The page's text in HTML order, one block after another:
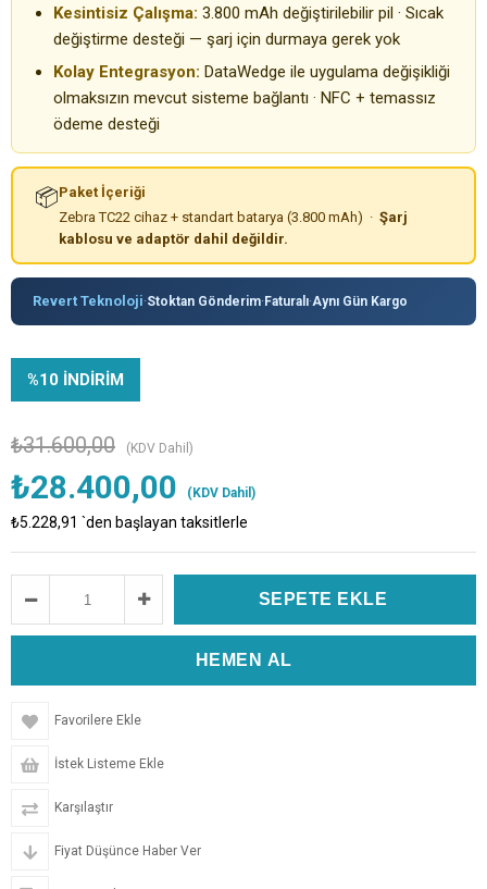
Kesintisiz Çalışma: 3.800 mAh değiştirilebilir pil · Sıcak
değiştirme desteği — şarj için durmaya gerek yok
Kolay Entegrasyon: DataWedge ile uygulama değişikliği
olmaksızın mevcut sisteme bağlantı · NFC + temassız
ödeme desteği
📦Paket İçeriği
Zebra TC22 cihaz + standart batarya (3.800 mAh) · Şarj
kablosu ve adaptör dahil değildir.
Revert Teknoloji·Stoktan Gönderim·Faturalı·Aynı Gün Kargo
%10 İNDIRIM
₺31.600,00 (KDV Dahil)
₺28.400,00 (KDV Dahil)
₺5.228,91 `den başlayan taksitlerle
Favorilere Ekle
İstek Listeme Ekle
Karşılaştır
Fiyat Düşünce Haber Ver